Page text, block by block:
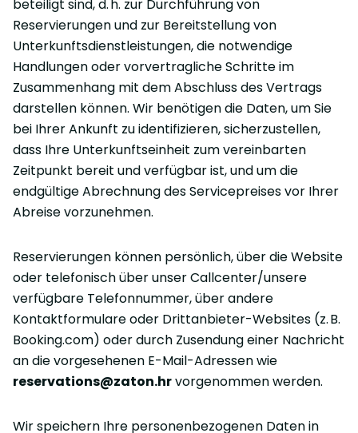
beteiligt sind, d. h. zur Durchführung von
Reservierungen und zur Bereitstellung von
Unterkunftsdienstleistungen, die notwendige
Handlungen oder vorvertragliche Schritte im
Zusammenhang mit dem Abschluss des Vertrags
darstellen können. Wir benötigen die Daten, um Sie
bei Ihrer Ankunft zu identifizieren, sicherzustellen,
dass Ihre Unterkunftseinheit zum vereinbarten
Zeitpunkt bereit und verfügbar ist, und um die
endgültige Abrechnung des Servicepreises vor Ihrer
Abreise vorzunehmen.
Reservierungen können persönlich, über die Website
oder telefonisch über unser Callcenter/unsere
verfügbare Telefonnummer, über andere
Kontaktformulare oder Drittanbieter-Websites (z. B.
Booking.com) oder durch Zusendung einer Nachricht
an die vorgesehenen E-Mail-Adressen wie
reservations@zaton.hrvorgenommen werden.
Wir speichern Ihre personenbezogenen Daten in